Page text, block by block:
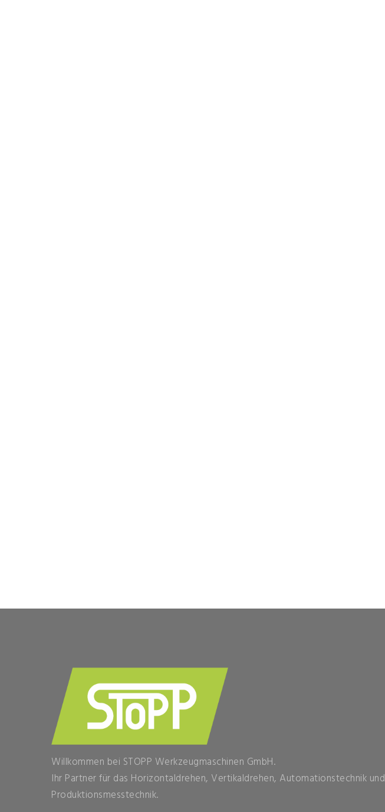
Willkommen bei STOPP Werkzeugmaschinen GmbH.
Ihr Partner für das Horizontaldrehen, Vertikaldrehen, Automationstechnik und
Produktionsmesstechnik.